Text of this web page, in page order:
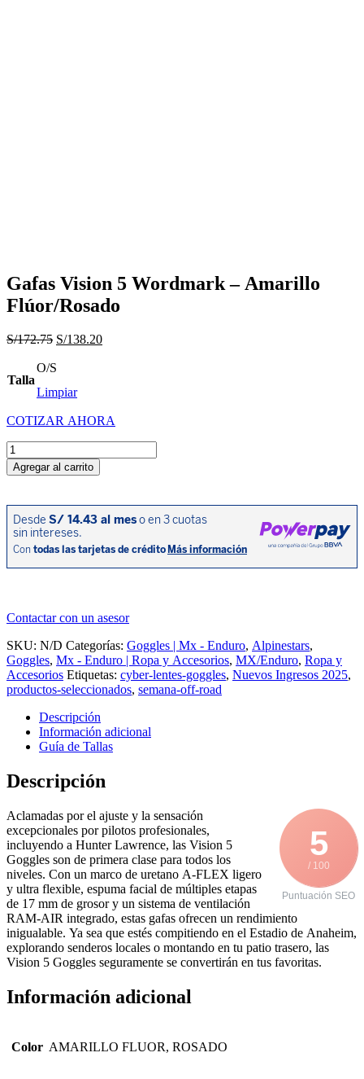
Gafas Vision 5 Wordmark – Amarillo
Flúor/Rosado
S/172.75 El
original
S/172.75.
S/138.20El
Talla
O/S
Limpiar
COTIZAR AHORA
Gafas
Vision
5
-
Amarillo
Flúor/Rosado
cantidad
Agregar al carrito
Contactar con un asesor
SKU: N/D Categorías: Goggles | Mx - Enduro, Alpinestars,
Goggles, Mx - Enduro | Ropa y Accesorios, MX/Enduro, Ropa y
Accesorios Etiquetas: cyber-lentes-goggles, Nuevos Ingresos 2025,
productos-seleccionados, semana-off-road
Descripción
Información adicional
Guía de Tallas
Descripción
5
/ 100
Puntuación SEO
Aclamadas por el ajuste y la sensación
excepcionales por pilotos profesionales,
incluyendo a Hunter Lawrence, las Vision 5
Goggles son de primera clase para todos los
niveles. Con un marco de uretano A-FLEX ligero
y ultra flexible, espuma facial de múltiples etapas
de 17 mm de grosor y un sistema de ventilación
RAM-AIR integrado, estas gafas ofrecen un rendimiento
inigualable. Ya sea que estés compitiendo en el Estadio de Anaheim,
explorando senderos locales o montando en tu patio trasero, las
Vision 5 Goggles seguramente se convertirán en tus favoritas.
Información adicional
Color AMARILLO FLUOR, ROSADO